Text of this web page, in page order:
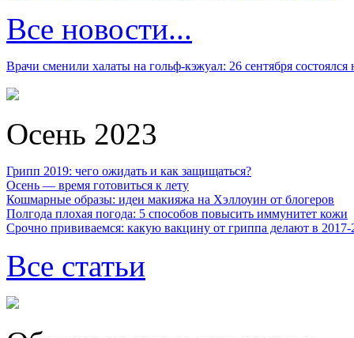
Все новости...
Врачи сменили халаты на гольф-кэжуал: 26 сентября
Осень 2023
Грипп 2019: чего ожидать и как защищаться?
Осень — время готовиться к лету
Кошмарные образы: идеи макияжа на Хэллоуин от блогеров
Полгода плохая погода: 5 способов повысить иммунитет кожи
Срочно прививаемся: какую вакцину от гриппа делают в 2017-
Все статьи